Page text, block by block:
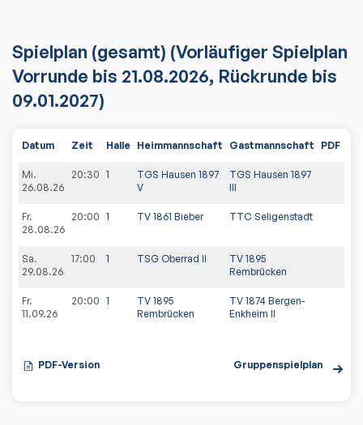
Spielplan (gesamt) (Vorläufiger Spielplan
Vorrunde bis 21.08.2026, Rückrunde bis
09.01.2027)
Datum Zeit Halle Heimmannschaft Gastmannschaft PDF
Mi.
26.08.26
20:30 1
TGS Hausen 1897
V
TGS Hausen 1897
III
Fr.
28.08.26
20:00 1 TV 1861 Bieber TTC Seligenstadt
Sa.
29.08.26
17:00 1 TSG Oberrad II
TV 1895
Rembrücken
Fr.
11.09.26
20:00 1
TV 1895
Rembrücken
TV 1874 Bergen-
Enkheim II
PDF-Version Gruppenspielplan